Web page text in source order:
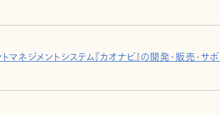
マネジメントシステム『カオナビ』の開発・販売・サ